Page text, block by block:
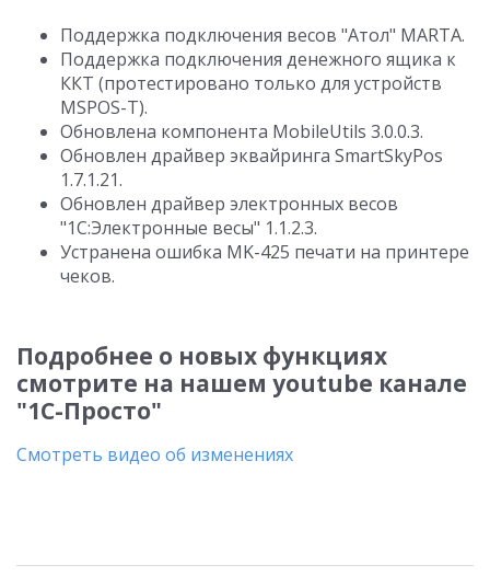
Поддержка подключения весов "Атол" MARTA.
Поддержка подключения денежного ящика к
ККТ (протестировано только для устройств
MSPOS-T).
Обновлена компонента MobileUtils 3.0.0.3.
Обновлен драйвер эквайринга SmartSkyPos
1.7.1.21.
Обновлен драйвер электронных весов
"1С:Электронные весы" 1.1.2.3.
Устранена ошибка MK-425 печати на принтере
чеков.
Подробнее о новых функциях
смотрите на нашем youtube канале
"1С-Просто"
Смотреть видео об изменениях